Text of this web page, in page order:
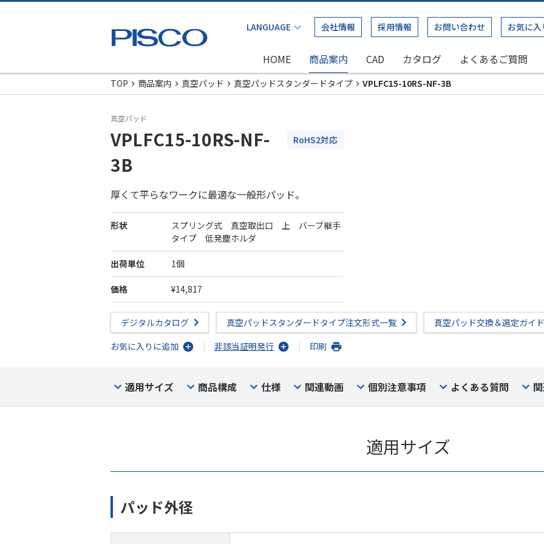
会社情報 採用情報 お問い合わせ お気に入
HOME 商品案内 CAD カタログ よくあるご質問
TOP
商品案内 真空パッド 真空パッドスタンダードタイプ VPLFC15-10RS-NF-3B
真空パッド
VPLFC15-10RS-NF-
3B
RoHS2対応
厚くて平らなワークに最適な一般形パッド。
形状
スプリング式 真空取出口 上 バーブ継手
タイプ 低発塵ホルダ
出荷単位 1個
価格 ¥14,817
デジタルカタログ 真空パッドスタンダードタイプ注文形式一覧
真空パッド交換＆選定ガイド
お気に入りに追加
非該当証明発行 印刷
適用サイズ 商品構成 仕様 関連動画 個別注意事項 よくある質問
適用サイズ
パッド外径